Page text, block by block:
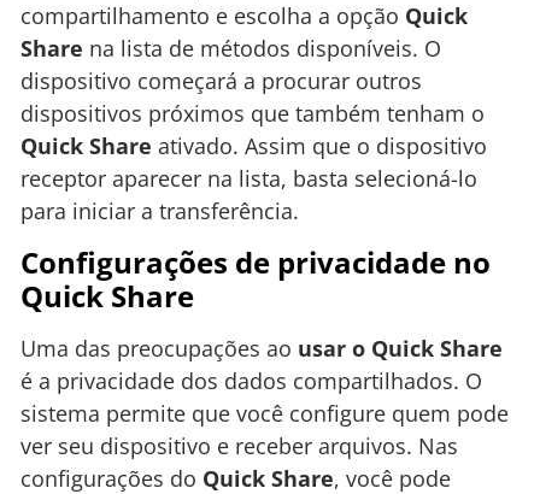
compartilhamento e escolha a opção Quick
Share na lista de métodos disponíveis. O
dispositivo começará a procurar outros
dispositivos próximos que também tenham o
Quick Share ativado. Assim que o dispositivo
receptor aparecer na lista, basta selecioná-lo
para iniciar a transferência.
Configurações de privacidade no
Quick Share
Uma das preocupações ao usar o Quick Share
é a privacidade dos dados compartilhados. O
sistema permite que você configure quem pode
ver seu dispositivo e receber arquivos. Nas
configurações do Quick Share, você pode